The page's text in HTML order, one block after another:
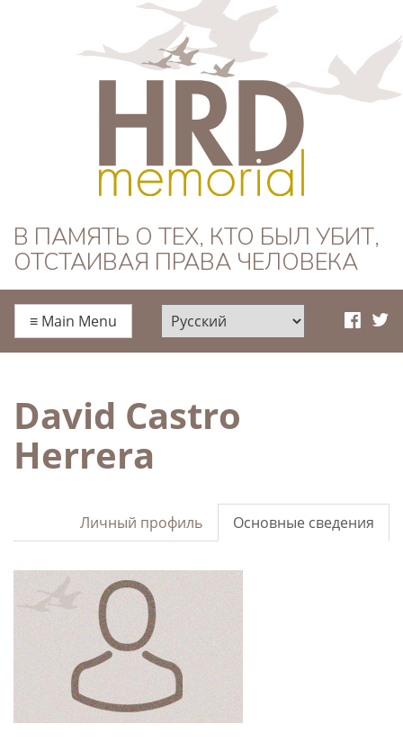
HRD Memorial —
Русский
В ПАМЯТЬ О ТЕХ, КТО БЫЛ УБИТ,
ОТСТАИВАЯ ПРАВА ЧЕЛОВЕКА
≡ Main Menu
David Castro
Herrera
Основные сведения
Личный профиль